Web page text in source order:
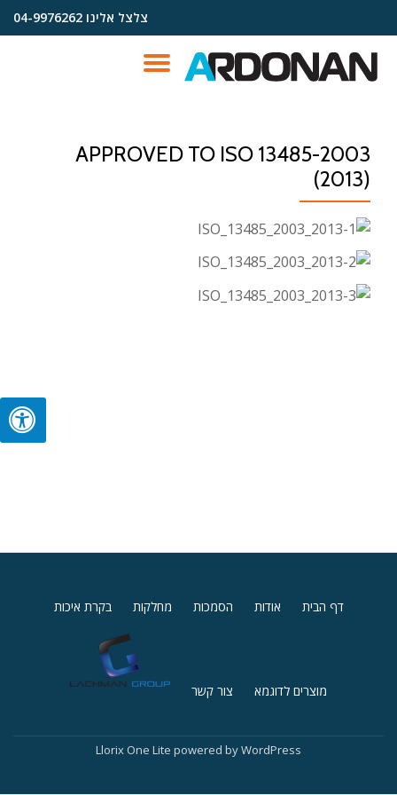
content
צלצל אלינו 04-9976262
TOGGLE
APPROVED TO ISO 13485-2003
(2013)
Secondary
דף הבית אודות הסמכות מחלקות בקרת איכות
מוצרים לדוגמא צור קשר
Llorix One Lite powered byWordPress